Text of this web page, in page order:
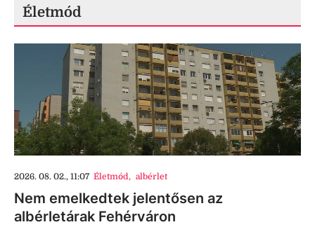
Életmód
2026. 08. 02., 11:07 Életmód, albérlet
Nem emelkedtek jelentősen az
albérletárak Fehérváron